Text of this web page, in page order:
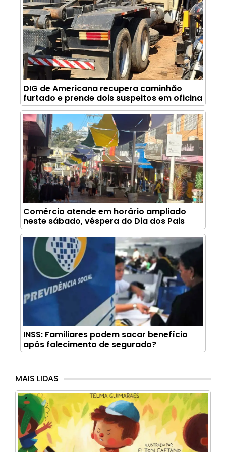
DIG de Americana recupera caminhão
furtado e prende dois suspeitos em oficina
Comércio atende em horário ampliado
neste sábado, véspera do Dia dos Pais
INSS: Familiares podem sacar benefício
após falecimento de segurado?
MAIS LIDAS